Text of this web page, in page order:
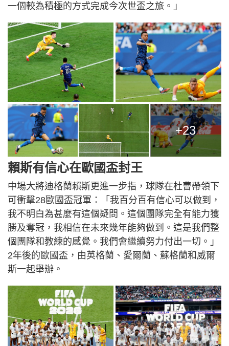
一個較為積極的方式完成今次世盃之旅。」
+23
賴斯有信心在歐國盃封王
中場大將迪格蘭賴斯更進一步指，球隊在杜曹帶領下
可衝擊28歐國盃冠軍：「我百分百有信心可以做到，
我不明白為甚麼有這個疑問。這個團隊完全有能力獲
勝及奪冠，我相信在未來幾年能夠做到。這是我們整
個團隊和教練的感覺。我們會繼續努力付出一切。」
2年後的歐國盃，由英格蘭、愛爾蘭、蘇格蘭和威爾
斯一起舉辦。